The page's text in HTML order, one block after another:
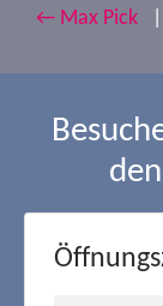
← Max Pick